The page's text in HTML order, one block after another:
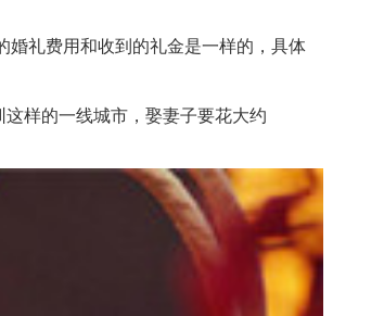
礼费用和收到的礼金是一样的，具体
样的一线城市，娶妻子要花大约